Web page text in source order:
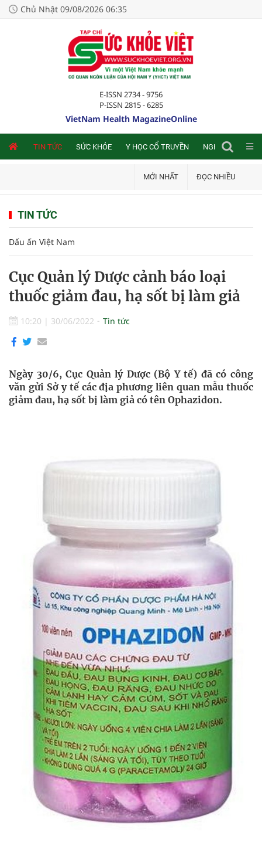
Chủ Nhật 09/08/2026 06:35
E-ISSN 2734 - 9756
P-ISSN 2815 - 6285
VietNam Health MagazineOnline
TIN TỨC SỨC KHỎE Y HỌC CỔ TRUYỀN NGHIÊN CỨU
MỚI NHẤT ĐỌC NHIỀU
TIN TỨC
Dấu ấn Việt Nam
Cục Quản lý Dược cảnh báo loại
thuốc giảm đau, hạ sốt bị làm giả
10:20 | 30/06/2022 Tin tức
Ngày 30/6, Cục Quản lý Dược (Bộ Y tế) đã có công
văn gửi Sở y tế các địa phương liên quan mẫu thuốc
giảm đau, hạ sốt bị làm giả có tên Ophazidon.